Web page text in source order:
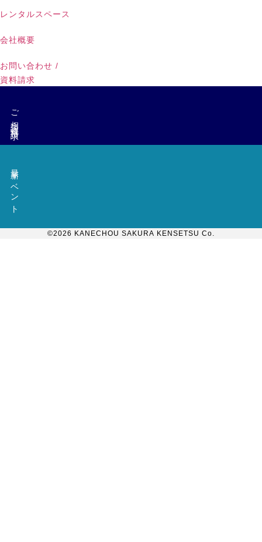
レンタルスペース
会社概要
お問い合わせ /
資料請求
ご相談・資料請求
最新イベント
©︎2026 KANECHOU SAKURA KENSETSU Co.